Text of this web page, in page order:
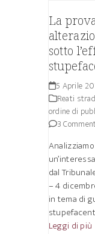
La
sotto
5 Aprile
Reati
ordine di
3
dal
– 4
in tema di
Leggi di più